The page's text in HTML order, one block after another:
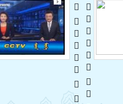
   